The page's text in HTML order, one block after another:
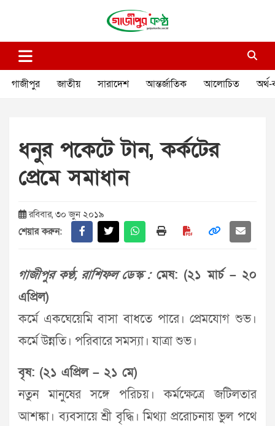
গাজীপুর কণ্ঠ
গাজীপুর জাতীয় সারাদেশ আন্তর্জাতিক আলোচিত অর্থ-
ধনুর পকেটে টান, কর্কটের
প্রেমে সমাধান
রবিবার, ৩০ জুন ২০১৯
শেয়ার করুন:
গাজীপুর কণ্ঠ, রাশিফল ডেস্ক :মেষ: (২১ মার্চ – ২০
এপ্রিল)
কর্মে একঘেয়েমি বাসা বাধতে পারে। প্রেমযোগ শুভ।
কর্মে উন্নতি। পরিবারে সমস্যা। যাত্রা শুভ।
বৃষ: (২১ এপ্রিল – ২১ মে)
নতুন মানুষের সঙ্গে পরিচয়। কর্মক্ষেত্রে জটিলতার
আশঙ্কা। ব্যবসায়ে শ্রী বৃদ্ধি। মিথ্যা প্ররোচনায় ভুল পথে